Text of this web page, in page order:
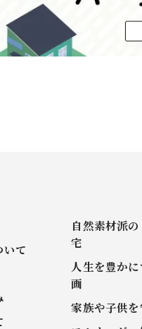
いて
自然素材派
宅
人生を豊か
画
家族や子供